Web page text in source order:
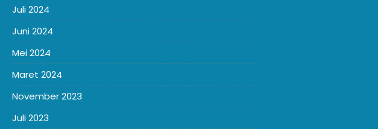
Juli 2024
Juni 2024
Mei 2024
Maret 2024
November 2023
Juli 2023